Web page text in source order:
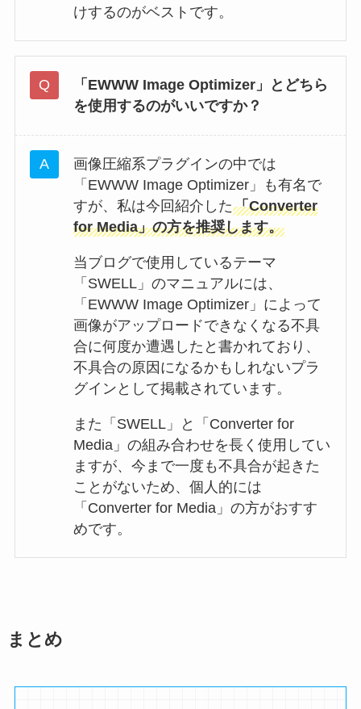
けするのがベストです。
「EWWW Image Optimizer」とどちら
を使用するのがいいですか？
画像圧縮系プラグインの中では
「EWWW Image Optimizer」も有名で
すが、私は今回紹介した「Converter
for Media」の方を推奨します。
当ブログで使用しているテーマ
「SWELL」のマニュアルには、
「EWWW Image Optimizer」によって
画像がアップロードできなくなる不具
合に何度か遭遇したと書かれており、
不具合の原因になるかもしれないプラ
グインとして掲載されています。
また「SWELL」と「Converter for
Media」の組み合わせを長く使用してい
ますが、今まで一度も不具合が起きた
ことがないため、個人的には
「Converter for Media」の方がおすす
めです。
まとめ